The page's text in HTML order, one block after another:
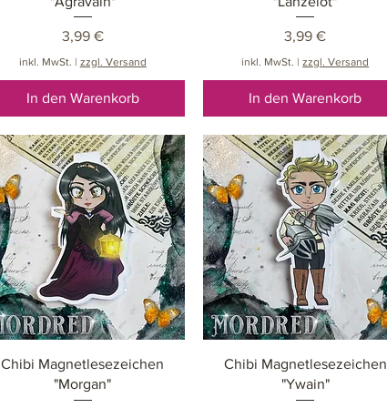
Preis
3,99 €
inkl. MwSt. | zzgl. Versand
In den Warenkorb
Preis
3,99 €
inkl. MwSt. |zzgl. Versand
In den Warenkorb
Schnellansicht
Chibi Magnetlesezeichen
"Morgan"
Schnellansicht
Chibi Magnetlesezeichen
"Ywain"